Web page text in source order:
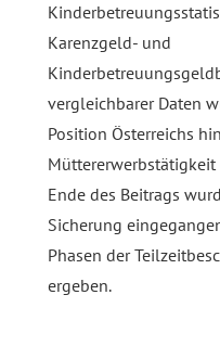
Karenzgeld- und
vergleichbarer Daten
Position Österreichs
Müttererwerbstätigkeit
Ende des Beitrags
Sicherung
Phasen der
ergeben.